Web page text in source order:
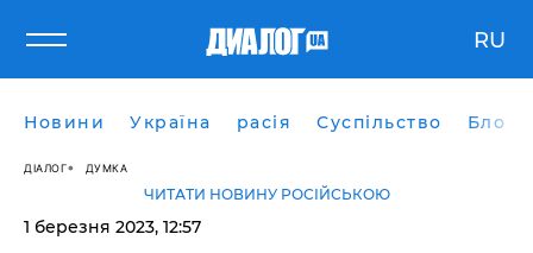
RU
Новини Україна расія Суспільство Блоги
ДІАЛОГ ДУМКА
ЧИТАТИ НОВИНУ РОСІЙСЬКОЮ
1 березня 2023, 12:57